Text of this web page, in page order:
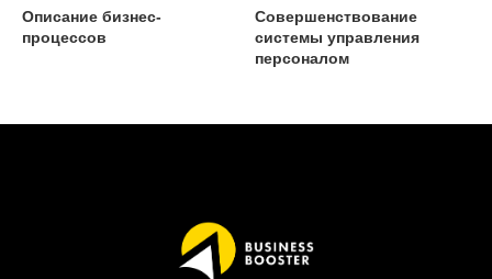
Описание бизнес-
процессов
Совершенствование
системы управления
персоналом